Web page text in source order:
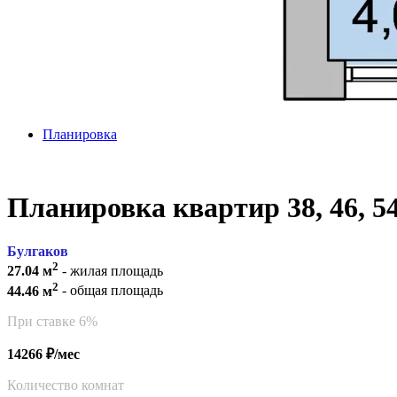
Планировка
Планировка квартир 38, 46,
Булгаков
27.04 м2 - жилая площадь
44.46 м2 - общая площадь
При ставке 6%
14266 ₽/мес
Количество комнат